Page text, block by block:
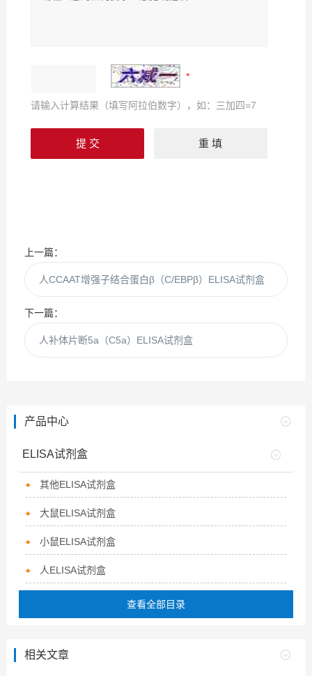
请输入计算结果（填写阿拉伯数字），如：三加四=7
上一篇：
人CCAAT增强子结合蛋白β（C/EBPβ）ELISA试剂盒
下一篇：
人补体片断5a（C5a）ELISA试剂盒
产品中心
ELISA试剂盒
其他ELISA试剂盒
大鼠ELISA试剂盒
小鼠ELISA试剂盒
人ELISA试剂盒
查看全部目录
相关文章